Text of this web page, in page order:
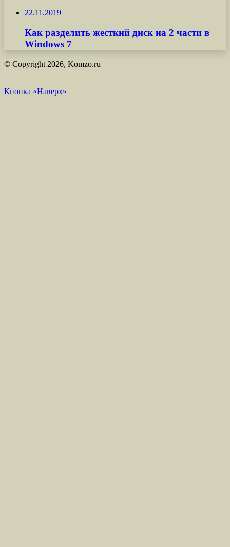
22.11.2019
Как разделить жесткий диск на 2 части в
Windows 7
© Copyright 2026, Komzo.ru
Кнопка «Наверх»